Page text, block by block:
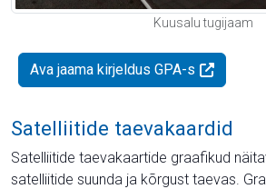
Kuusalu tugijaam
Ava jaama kirjeldus GPA-s
Satelliitide taevakaardid
Satelliitide taevakaartide graafikud
satelliitide suunda ja kõrgust taevas.